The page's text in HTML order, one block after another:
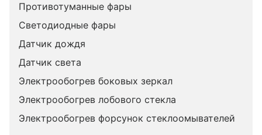
Противотуманные фары
Светодиодные фары
Датчик дождя
Датчик света
Электрообогрев боковых зеркал
Электрообогрев лобового стекла
Электрообогрев форсунок стеклоомывателей